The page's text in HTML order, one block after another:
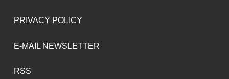
PRIVACY POLICY
E-MAIL NEWSLETTER
RSS